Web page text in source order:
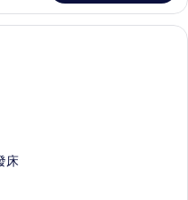
Apartment 440 | 低過敏寢具、
床